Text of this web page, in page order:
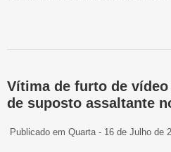
Vítima de furto de
de suposto assaltante
Publicado em Quarta - 16 de Julho de